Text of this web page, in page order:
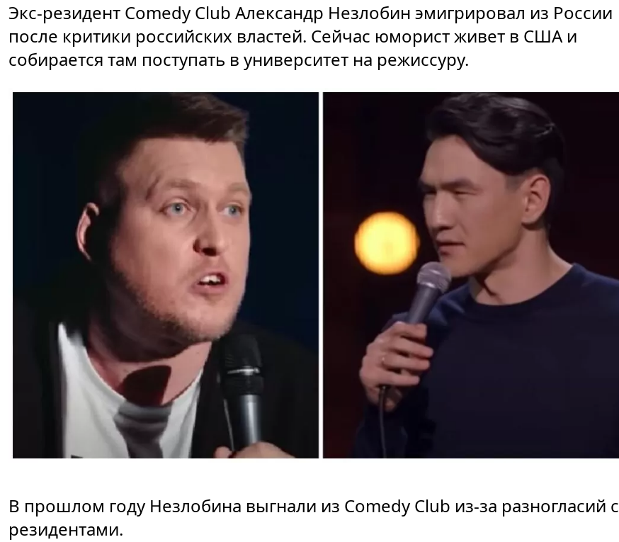
Экс-резидент Comedy Club Александр Незлобин эмигрировал из России
после критики российских властей. Сейчас юморист живет в США и
собирается там поступать в университет на режиссуру.
В прошлом году Незлобина выгнали из Comedy Club из-за разногласий с
резидентами.